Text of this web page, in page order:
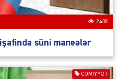
2408
süni maneələr
CƏMIYYƏT